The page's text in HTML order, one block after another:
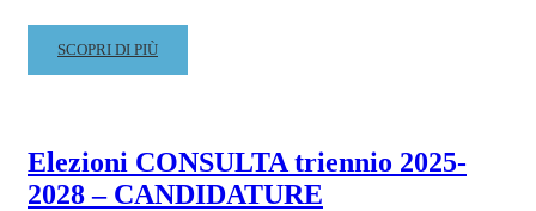
READ
MORE
DI
PROFITTO
SCOPRI DI PIÙ
Elezioni CONSULTA triennio 2025-
2028 – CANDIDATURE